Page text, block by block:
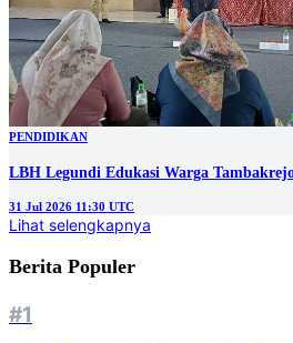
PENDIDIKAN
LBH Legundi Edukasi Warga
31 Jul 2026 11:30 UTC
Lihat selengkapnya
Berita Populer
#1